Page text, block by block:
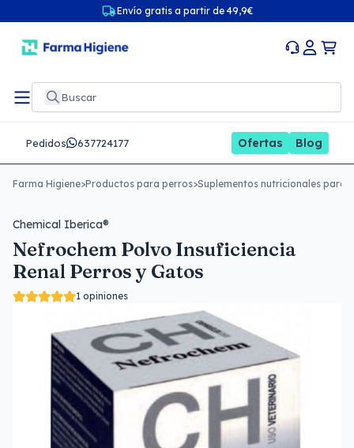
Envío gratis a partir de 49,9€
Pedidos 637724177 Ofertas Blog
Farma Higiene>Productos para perros>Suplementos nutricionales para
Chemical Iberica®
Nefrochem Polvo Insuficiencia
Renal Perros y Gatos
1 opiniones